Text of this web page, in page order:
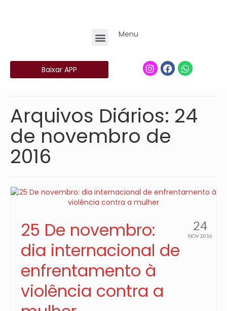
Menu
Baixar APP
Arquivos Diários: 24
de novembro de
2016
24
NOV 2016
25 De novembro:
dia internacional de
enfrentamento à
violência contra a